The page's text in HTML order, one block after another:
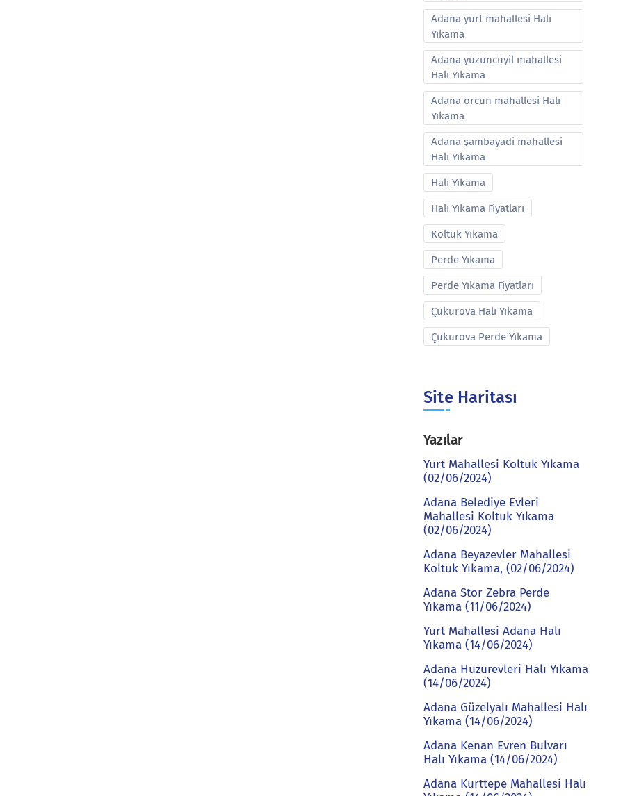
Adana yurt mahallesi Halı
Yıkama
Adana yüzüncüyil mahallesi
Halı Yıkama
Adana örcün mahallesi Halı
Yıkama
Adana şambayadi mahallesi
Halı Yıkama
Halı Yıkama
Halı Yıkama Fiyatları
Koltuk Yıkama
Perde Yıkama
Perde Yıkama Fiyatları
Çukurova Halı Yıkama
Çukurova Perde Yıkama
Site Haritası
Yazılar
Yurt Mahallesi Koltuk Yıkama
(02/06/2024)
Adana Belediye Evleri
Mahallesi Koltuk Yıkama
(02/06/2024)
Adana Beyazevler Mahallesi
Koltuk Yıkama, (02/06/2024)
Adana Stor Zebra Perde
Yıkama (11/06/2024)
Yurt Mahallesi Adana Halı
Yıkama (14/06/2024)
Adana Huzurevleri Halı Yıkama
(14/06/2024)
Adana Güzelyalı Mahallesi Halı
Yıkama (14/06/2024)
Adana Kenan Evren Bulvarı
Halı Yıkama (14/06/2024)
Adana Kurttepe Mahallesi Halı